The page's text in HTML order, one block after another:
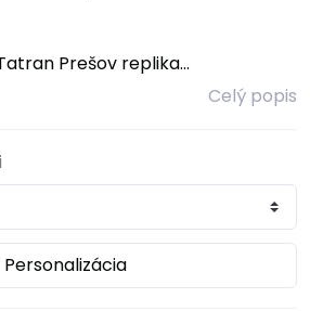
Prešov replika...
Celý popis
Personalizácia